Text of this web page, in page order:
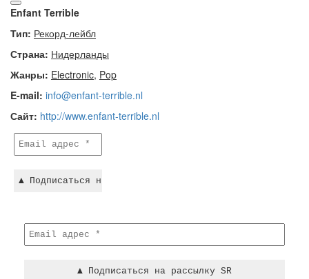
Enfant Terrible
Тип: Рекорд-лейбл
Страна: Нидерланды
Жанры: Electronic, Pop
E-mail: info@enfant-terrible.nl
Сайт: http://www.enfant-terrible.nl